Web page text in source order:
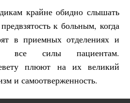
крайне обидно слышать
к больным, когда
в приемных отделениях и
все силы пациентам.
плюют на их великий
и самоотверженность.